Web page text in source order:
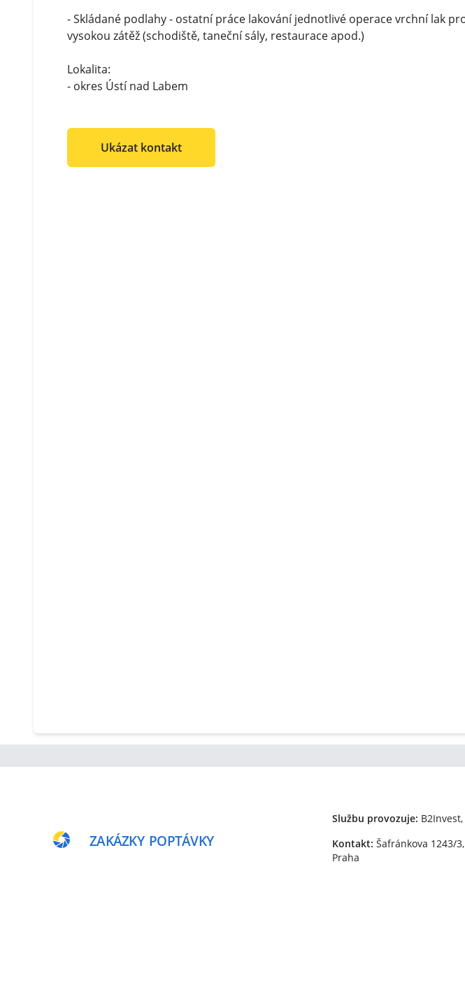
- Skládané podlahy - ostatní práce lakování jednotlivé operace vrchní lak
vysokou zátěž (schodiště, taneční sály, restaurace apod.)
Lokalita:
- okres Ústí nad Labem
Ukázat kontakt
ZAKÁZKY POPTÁVKY
Službu provozuje:
Kontakt: Šafránkova 1243/
Praha